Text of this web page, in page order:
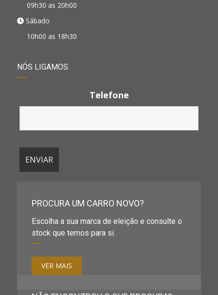
09h30 as 20h00
Sábado
10h00 as 18h30
NÓS LIGAMOS
Telefone
PROCURA UM CARRO NOVO?
Escolha a sua marca de eleição e consulte o
stock que temos para si.
VER MAIS